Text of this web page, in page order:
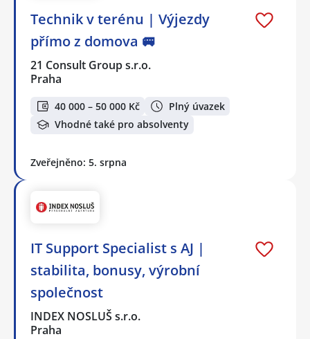
Technik v terénu | Výjezdy
přímo z domova 🚐
21 Consult Group s.r.o.
Praha
40 000 – 50 000 Kč
Plný úvazek
Vhodné také pro absolventy
Zveřejněno: 5. srpna
IT Support Specialist s AJ |
stabilita, bonusy, výrobní
společnost
INDEX NOSLUŠ s.r.o.
Praha